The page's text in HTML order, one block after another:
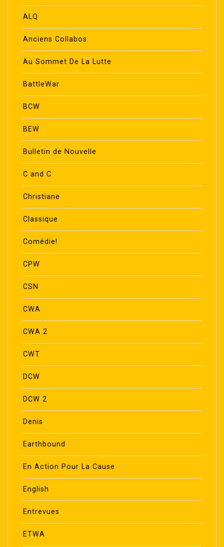
ALQ
Anciens Collabos
Au Sommet De La Lutte
BattleWar
BCW
BEW
Bulletin de Nouvelle
C and C
Christiane
Classique
Comédie!
CPW
CSN
CWA
CWA 2
CWT
DCW
DCW 2
Denis
Earthbound
En Action Pour La Cause
English
Entrevues
ETWA